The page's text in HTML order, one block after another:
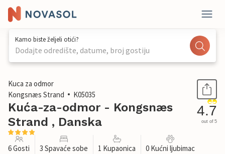
Kamo biste željeli otići?
Dodajte odredište, datume, broj gostiju
1 / 16
Kuca za odmor
Kongsnæs Strand
K05035
Kuća-za-odmor - Kongsnæs
Strand , Danska
4.7
out of 5
6 Gosti 3 Spavaće sobe 1 Kupaonica 0 Kućni ljubimac